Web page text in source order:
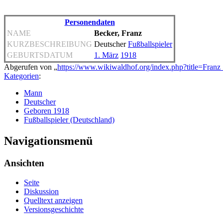
Personendaten
NAME
Becker, Franz
KURZBESCHREIBUNG DeutscherFußballspieler
GEBURTSDATUM
1. März 1918
Abgerufen von „https://www.wikiwaldhof.org/
Kategorien:
Mann
Deutscher
Geboren 1918
Fußballspieler (Deutschland)
Navigationsmenü
Ansichten
Seite
Diskussion
Quelltext anzeigen
Versionsgeschichte